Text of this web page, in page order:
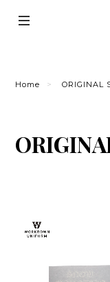
Home ORIGINAL